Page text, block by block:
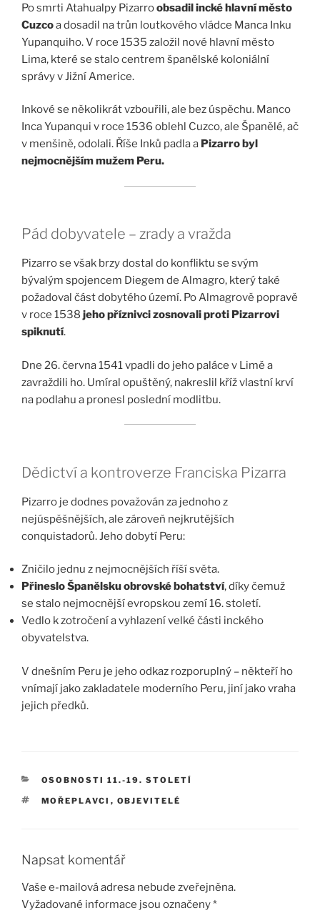
Po smrti Atahualpy Pizarroobsadil incké hlavní město
Cuzcoa dosadil na trůn loutkového vládce Manca Inku
Yupanquiho. V roce 1535 založil nové hlavní město
Lima, které se stalo centrem španělské koloniální
správy v Jižní Americe.
Inkové se několikrát vzbouřili, ale bez úspěchu. Manco
Inca Yupanqui v roce 1536 oblehl Cuzco, ale Španělé, ač
v menšině, odolali. Říše Inků padla a Pizarro byl
nejmocnějším mužem Peru.
Pád dobyvatele – zrady a vražda
Pizarro se však brzy dostal do konfliktu se svým
bývalým spojencem Diegem de Almagro, který také
požadoval část dobytého území. Po Almagrově popravě
v roce 1538 jeho příznivci zosnovali proti Pizarrovi
spiknutí.
Dne 26. června 1541 vpadli do jeho paláce v Limě a
zavraždili ho. Umíral opuštěný, nakreslil kříž vlastní krví
na podlahu a pronesl poslední modlitbu.
Dědictví a kontroverze Franciska Pizarra
Pizarro je dodnes považován za jednoho z
nejúspěšnějších, ale zároveň nejkrutějších
conquistadorů. Jeho dobytí Peru:
Zničilo jednu z nejmocnějších říší světa.
Přineslo Španělsku obrovské bohatství, díky čemuž
se stalo nejmocnější evropskou zemí 16. století.
Vedlo k zotročení a vyhlazení velké části inckého
obyvatelstva.
V dnešním Peru je jeho odkaz rozporuplný – někteří ho
vnímají jako zakladatele moderního Peru, jiní jako vraha
jejich předků.
RUBRIKY
OSOBNOSTI 11.-19. STOLETÍ
ŠTÍTKY
MOŘEPLAVCI , OBJEVITELÉ
Napsat komentář
Vaše e-mailová adresa nebude zveřejněna.
Vyžadované informace jsou označeny*